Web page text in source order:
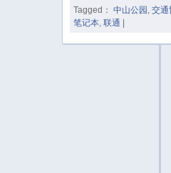
Tagged： 中山公园 ,交通
笔记本 ,联通 |